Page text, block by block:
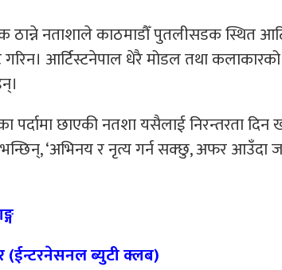
ठान्ने नताशाले काठमाडौँ पुतलीसडक स्थित
आर्टिस्टनेपाल धेरै मोडल तथा
पर्दामा छाएकी नतशा यसैलाई निरन्तरता
‘अभिनय र नृत्य गर्न सक्छु, अफर
(ईन्टरनेसनल ब्युटी क्लब)